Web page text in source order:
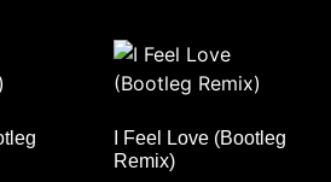
I Feel Love (Bootleg
Remix)